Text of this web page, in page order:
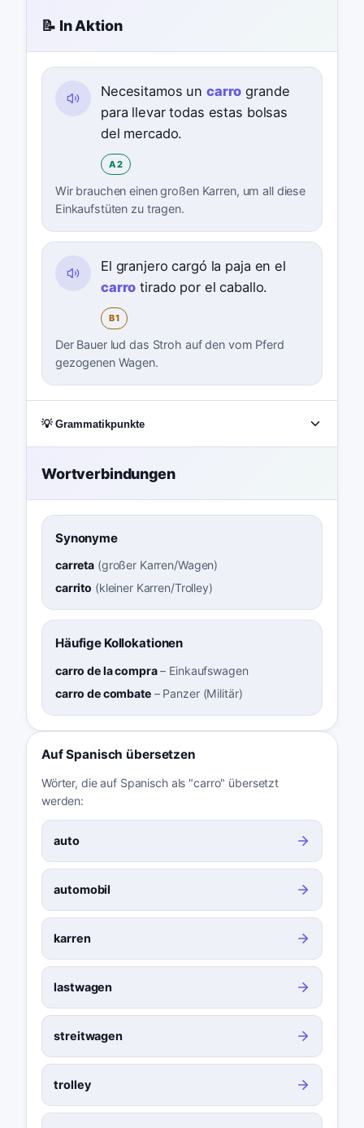
📝 In Aktion
Necesitamos un carro grande
para llevar todas estas bolsas
del mercado.
A2
Wir brauchen einen großen Karren, um all diese
Einkaufstüten zu tragen.
El granjero cargó la paja en el
carro tirado por el caballo.
B1
Der Bauer lud das Stroh auf den vom Pferd
gezogenen Wagen.
💡 Grammatikpunkte
Wortverbindungen
Synonyme
carreta (großer Karren/Wagen)
carrito (kleiner Karren/Trolley)
Häufige Kollokationen
carro de la compra– Einkaufswagen
carro de combate– Panzer (Militär)
Auf Spanisch übersetzen
Wörter, die auf Spanisch als "carro" übersetzt
werden:
auto
automobil
karren
lastwagen
streitwagen
trolley